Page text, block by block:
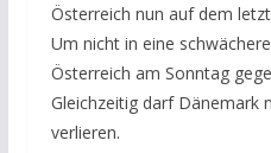
Österreich nun auf dem
Um nicht in eine
Österreich am Sonntag
Gleichzeitig darf Dänemark
verlieren.